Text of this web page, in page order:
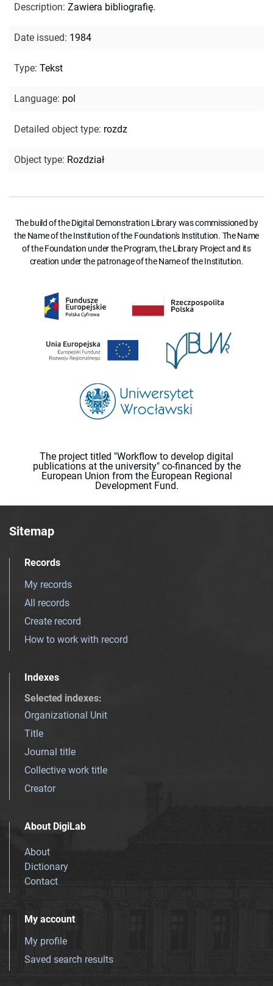
Description: Zawiera bibliografię.
Date issued: 1984
Type: Tekst
Language: pol
Detailed object type: rozdz
Object type: Rozdział
The build of the Digital Demonstration Library was commissioned by
the Name of the Institution of the Foundation's Institution. The Name
of the Foundation under the Program, the Library Project and its
creation under the patronage of the Name of the Institution.
The project titled "Workflow to develop digital
publications at the university" co-financed by the
European Union from the European Regional
Development Fund.
Sitemap
Records
My records
All records
Create record
How to work with record
Indexes
Selected indexes:
Organizational Unit
Title
Journal title
Collective work title
Creator
About DigiLab
About
Dictionary
Contact
My account
My profile
Saved search results